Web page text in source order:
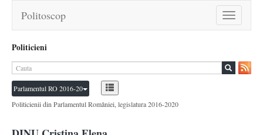
Toggle
navigation
Politoscop
Politicieni
Parlamentul RO 2016-20
Politicienii din Parlamentul României, legislatura 2016-2020